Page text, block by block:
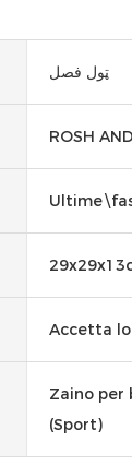
ټول فصل
ROSH
Accetta
Zaino per
(Sport)